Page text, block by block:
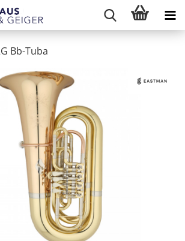
Bb-Tuba